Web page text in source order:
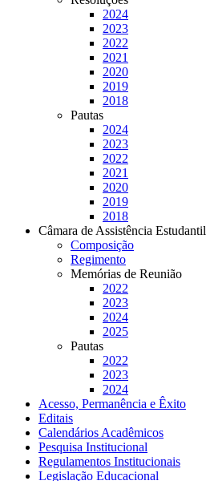
2024
2023
2022
2021
2020
2019
2018
Pautas
2024
2023
2022
2021
2020
2019
2018
Câmara de Assistência Estudantil
Composição
Regimento
Memórias de Reunião
2022
2023
2024
2025
Pautas
2022
2023
2024
Acesso, Permanência e Êxito
Editais
Calendários Acadêmicos
Pesquisa Institucional
Regulamentos Institucionais
Legislação Educacional